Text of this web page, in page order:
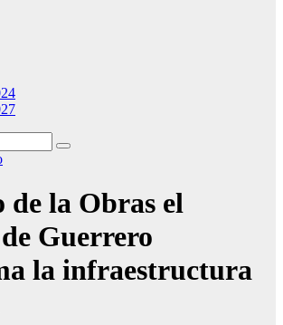
de la Obras el
Guerrero
la infraestructura